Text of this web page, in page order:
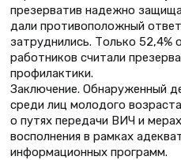
презерватив надежно
дали противоположный
затруднились. Только 52,4%
работников считали
профилактики.
Заключение. Обнаруженный
среди лиц молодого
о путях передачи ВИЧ и
восполнения в рамках
информационных программ.